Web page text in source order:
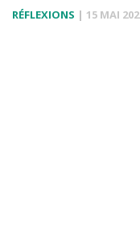
RÉFLEXIONS | 15 MAI